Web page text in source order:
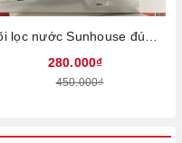
280.000₫
450.000₫